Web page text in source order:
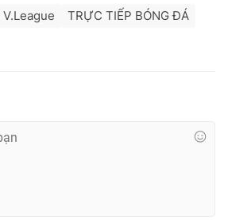
V.League
TRỰC TIẾP BÓNG ĐÁ